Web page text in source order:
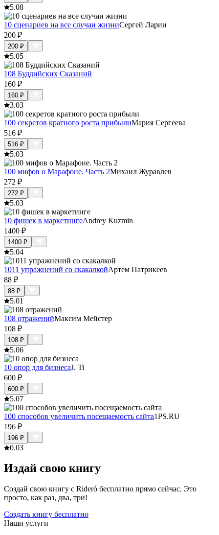
5.08
10 сценариев на все случаи жизниСергей Ларин
200 ₽
200 ₽
5.05
108 Буддийских Сказаний
160 ₽
160 ₽
3.03
100 секретов кратного роста прибылиМария Сергеева
516 ₽
516 ₽
5.03
100 мифов о Марафоне. Часть 2Михаил Журавлев
272 ₽
272 ₽
5.03
10 фишек в маркетингеAndrey Kuzmin
1400 ₽
1400 ₽
5.04
1011 упражнений со скакалкойАртем Патрикеев
88 ₽
88 ₽
5.01
108 отраженийМаксим Мейстер
108 ₽
108 ₽
5.06
10 опор для бизнесаJ. Ti
600 ₽
600 ₽
5.07
100 способов увеличить посещаемость сайта1PS.RU
196 ₽
196 ₽
0.03
Издай свою книгу
Создай свою книгу с Rideró бесплатно прямо сейчас. Это
просто, как раз, два, три!
Создать книгу бесплатно
Наши услуги